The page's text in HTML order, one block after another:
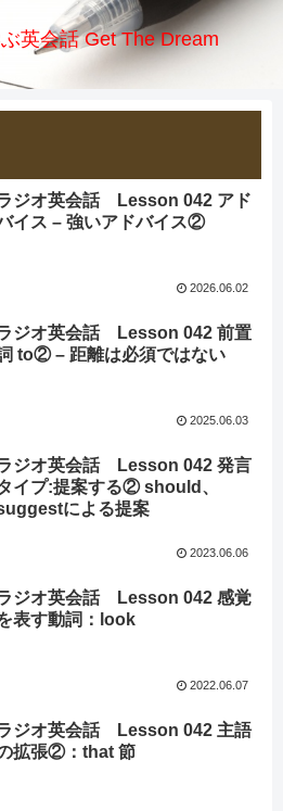
英会話 Get The Dream
ジオ英会話 Lesson 042 アド
イス – 強いアドバイス②
2026.06.02
ジオ英会話 Lesson 042 前置
to② – 距離は必須ではない
2025.06.03
ジオ英会話 Lesson 042 発言
イプ:提案する② should、
による提案
2023.06.06
ジオ英会話 Lesson 042 感覚
表す動詞：look
2022.06.07
ジオ英会話 Lesson 042 主語
拡張②：that 節